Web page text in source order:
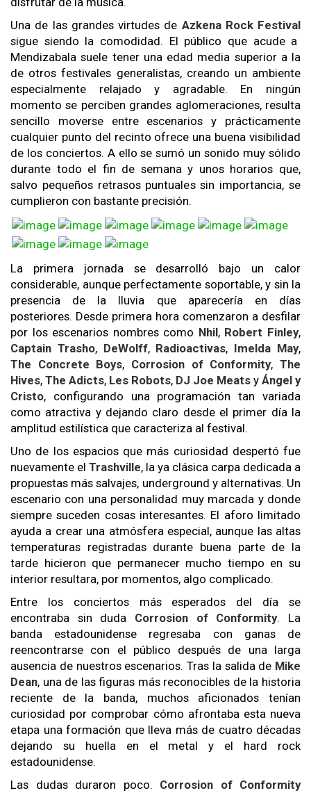
Una de las grandes virtudes de Azkena Rock Festival
sigue siendo la comodidad. El público que acude a
Mendizabala suele tener una edad media superior a la
de otros festivales generalistas, creando un ambiente
especialmente relajado y agradable. En ningún
momento se perciben grandes aglomeraciones, resulta
sencillo moverse entre escenarios y prácticamente
cualquier punto del recinto ofrece una buena visibilidad
de los conciertos. A ello se sumó un sonido muy sólido
durante todo el fin de semana y unos horarios que,
salvo pequeños retrasos puntuales sin importancia, se
cumplieron con bastante precisión.
La primera jornada se desarrolló bajo un calor
considerable, aunque perfectamente soportable, y sin la
presencia de la lluvia que aparecería en días
posteriores. Desde primera hora comenzaron a desfilar
por los escenarios nombres como Nhil, Robert Finley,
Captain Trasho, DeWolff, Radioactivas, Imelda May,
The Concrete Boys, Corrosion of Conformity,The
Hives, The Adicts, Les Robots, DJ Joe Meats y Ángel y
Cristo, configurando una programación tan variada
como atractiva y dejando claro desde el primer día la
amplitud estilística que caracteriza al festival.
Uno de los espacios que más curiosidad despertó fue
nuevamente el Trashville, la ya clásica carpa dedicada a
propuestas más salvajes, underground y alternativas. Un
escenario con una personalidad muy marcada y donde
siempre suceden cosas interesantes. El aforo limitado
ayuda a crear una atmósfera especial, aunque las altas
temperaturas registradas durante buena parte de la
tarde hicieron que permanecer mucho tiempo en su
interior resultara, por momentos, algo complicado.
Entre los conciertos más esperados del día se
encontraba sin duda Corrosion of Conformity. La
banda estadounidense regresaba con ganas de
reencontrarse con el público después de una larga
ausencia de nuestros escenarios. Tras la salida de Mike
Dean, una de las figuras más reconocibles de la historia
reciente de la banda, muchos aficionados tenían
curiosidad por comprobar cómo afrontaba esta nueva
etapa una formación que lleva más de cuatro décadas
dejando su huella en el metal y el hard rock
estadounidense.
Las dudas duraron poco. Corrosion of Conformity